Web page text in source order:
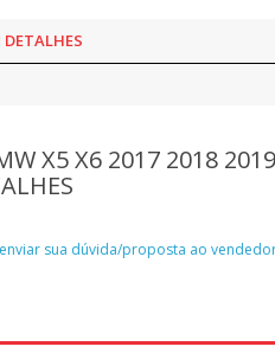
X5 X6 2017 2018
sua dúvida/proposta ao